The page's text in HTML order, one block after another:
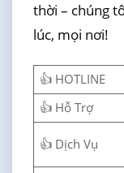
thời – chúng
lúc, mọi nơi!
👍 HOTLINE
👍 Hỗ Trợ
👍 Dịch Vụ